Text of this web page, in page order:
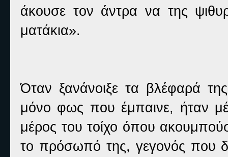
άκουσε τον άντρα να της
ματάκια».
Όταν ξανάνοιξε τα βλέφαρά
μόνο φως που έμπαινε, ήταν
μέρος του τοίχο όπου
το πρόσωπό της, γεγονός που